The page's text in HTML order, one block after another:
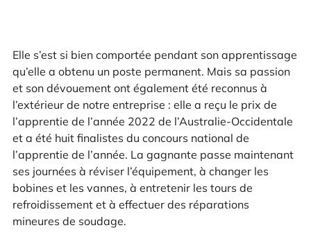
Elle s’est si bien comportée pendant son apprentissage
qu’elle a obtenu un poste permanent. Mais sa passion
et son dévouement ont également été reconnus à
l’extérieur de notre entreprise : elle a reçu le prix de
l’apprentie de l’année 2022 de l’Australie-Occidentale
et a été huit finalistes du concours national de
l’apprentie de l’année. La gagnante passe maintenant
ses journées à réviser l’équipement, à changer les
bobines et les vannes, à entretenir les tours de
refroidissement et à effectuer des réparations
mineures de soudage.